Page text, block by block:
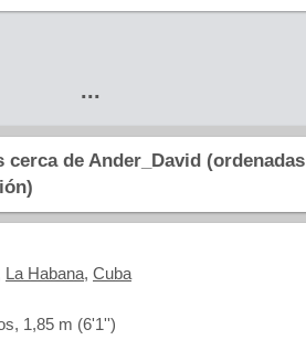
...
cerca de Ander_David (ordenadas
La Habana, Cuba
1,85 m (6'1'')